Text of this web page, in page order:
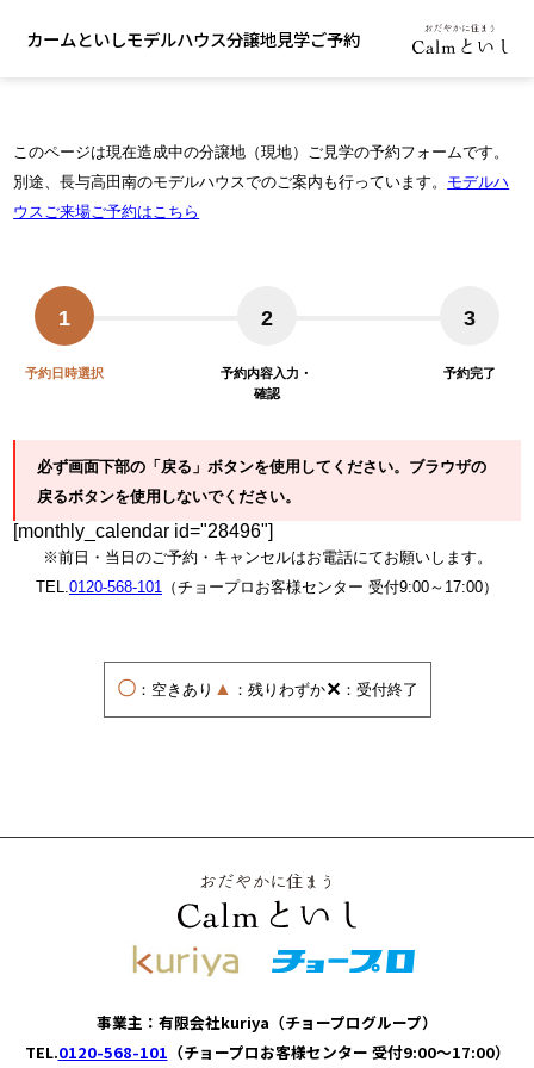
カームといしモデルハウス分譲地見学ご予約
このページは現在造成中の分譲地（現地）ご見学の予約フォームです。
別途、長与高田南のモデルハウスでのご案内も行っています。 モデルハ
ウスご来場ご予約はこちら
1
予約日時選択
2
予約内容入力・
確認
3
予約完了
必ず画面下部の「戻る」ボタンを使用してください。ブラウザの
戻るボタンを使用しないでください。
[monthly_calendar id="28496"]
※前日・当日のご予約・キャンセルはお電話にてお願いします。
TEL. 0120-568-101 （チョープロお客様センター 受付9:00～17:00）
〇：空きあり ▲ ：残りわずか✕ ：受付終了
事業主：有限会社kuriya（チョープログループ）
TEL.0120-568-101 （チョープロお客様センター 受付9:00～17:00）